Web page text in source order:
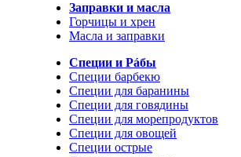
Заправки и масла
Горчицы и хрен
Масла и заправки
Специи и Рáбы
Специи барбекю
Специи для баранины
Специи для говядины
Специи для морепродуктов
Специи для овощей
Специи острые